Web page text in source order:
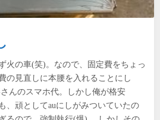
火の車(笑)。なので、固定費をちょっ
の見直しに本腰を入れることにし
んのスマホ代。しかし俺が格安
、頑としてauにしがみついていたの